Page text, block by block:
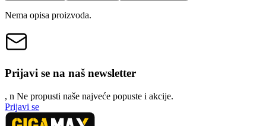
Nema opisa proizvoda.
Prijavi se na naš newsletter
, n Ne propusti naše najveće popuste i akcije.
Prijavi se